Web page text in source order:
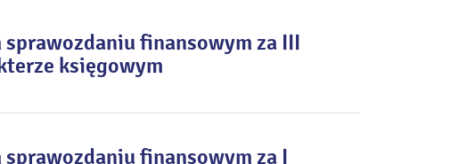
finansowym za III
księgowym
finansowym za I